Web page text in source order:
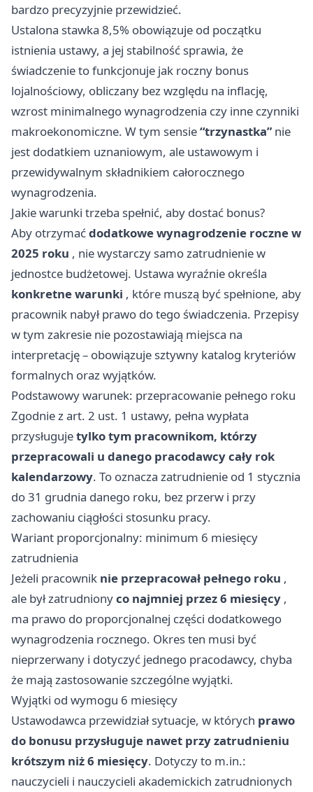
bardzo precyzyjnie przewidzieć.
Ustalona stawka 8,5% obowiązuje od początku
istnienia ustawy, a jej stabilność sprawia, że
świadczenie to funkcjonuje jak roczny bonus
lojalnościowy, obliczany bez względu na inflację,
wzrost minimalnego wynagrodzenia czy inne czynniki
makroekonomiczne. W tym sensie“trzynastka”nie
jest dodatkiem uznaniowym, ale ustawowym i
przewidywalnym składnikiem całorocznego
wynagrodzenia.
Jakie warunki trzeba spełnić, aby dostać bonus?
Aby otrzymaćdodatkowe wynagrodzenie roczne w
2025 roku , nie wystarczy samo zatrudnienie w
jednostce budżetowej. Ustawa wyraźnie określa
konkretne warunki , które muszą być spełnione, aby
pracownik nabył prawo do tego świadczenia. Przepisy
w tym zakresie nie pozostawiają miejsca na
interpretację – obowiązuje sztywny katalog kryteriów
formalnych oraz wyjątków.
Podstawowy warunek: przepracowanie pełnego roku
Zgodnie z art. 2 ust. 1 ustawy, pełna wypłata
przysługujetylko tym pracownikom, którzy
przepracowali u danego pracodawcy cały rok
kalendarzowy. To oznacza zatrudnienie od 1 stycznia
do 31 grudnia danego roku, bez przerw i przy
zachowaniu ciągłości stosunku pracy.
Wariant proporcjonalny: minimum 6 miesięcy
zatrudnienia
Jeżeli pracownik nie przepracował pełnego roku ,
ale był zatrudnionyco najmniej przez 6 miesięcy ,
ma prawo do proporcjonalnej części dodatkowego
wynagrodzenia rocznego. Okres ten musi być
nieprzerwany i dotyczyć jednego pracodawcy, chyba
że mają zastosowanie szczególne wyjątki.
Wyjątki od wymogu 6 miesięcy
Ustawodawca przewidział sytuacje, w których prawo
do bonusu przysługuje nawet przy zatrudnieniu
krótszym niż 6 miesięcy. Dotyczy to m.in.:
nauczycieli i nauczycieli akademickich zatrudnionych